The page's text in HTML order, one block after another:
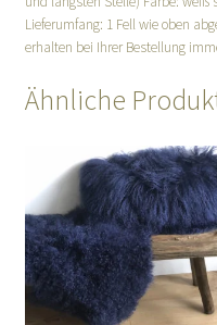
Lieferumfang: 1 Fell wie oben
erhalten bei Ihrer Bestellung
Ähnliche